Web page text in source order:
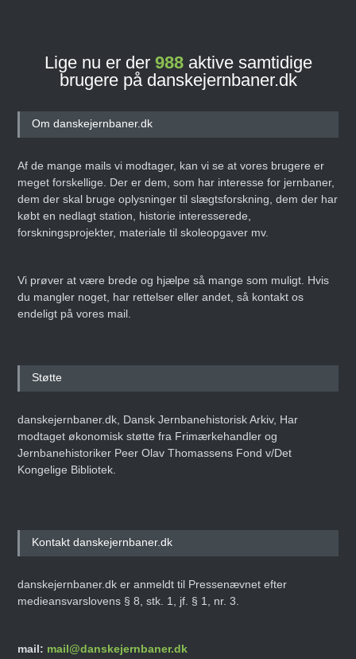
Lige nu er der 988aktive samtidige
brugere på danskejernbaner.dk
Om danskejernbaner.dk
Af de mange mails vi modtager, kan vi se at vores brugere er
meget forskellige. Der er dem, som har interesse for jernbaner,
dem der skal bruge oplysninger til slægtsforskning, dem der har
købt en nedlagt station, historie interesserede,
forskningsprojekter, materiale til skoleopgaver mv.
Vi prøver at være brede og hjælpe så mange som muligt. Hvis
du mangler noget, har rettelser eller andet, så kontakt os
endeligt på vores mail.
Støtte
danskejernbaner.dk, Dansk Jernbanehistorisk Arkiv, Har
modtaget økonomisk støtte fra Frimærkehandler og
Jernbanehistoriker Peer Olav Thomassens Fond v/Det
Kongelige Bibliotek.
Kontakt danskejernbaner.dk
danskejernbaner.dk er anmeldt til Pressenævnet efter
medieansvarslovens § 8, stk. 1, jf. § 1, nr. 3.
mail: mail@danskejernbaner.dk